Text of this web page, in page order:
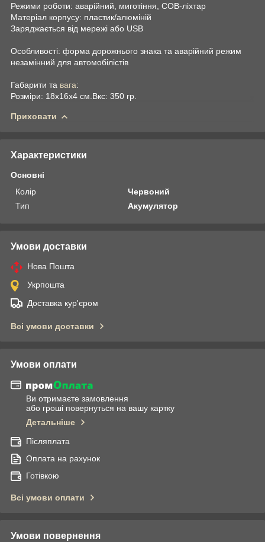
Режими роботи: аварійний, миготіння, COB-ліхтар
Матеріал корпусу: пластик/алюміній
Заряджається від мережі або USB
Особливості: форма дорожнього знака та аварійний режим
незамінний для автомобілістів
Габарити та вага:
Розміри: 18х16х4 см.Вкс: 350 гр.
Приховати
Характеристики
Основні
Колір
Червоний
Тип
Акумулятор
Умови доставки
Нова Пошта
Укрпошта
Доставка кур'єром
Всі умови доставки
Умови оплати
Ви отримаєте замовлення
або гроші повернуться на вашу картку
Детальніше
Післяплата
Оплата на рахунок
Готівкою
Всі умови оплати
Умови повернення